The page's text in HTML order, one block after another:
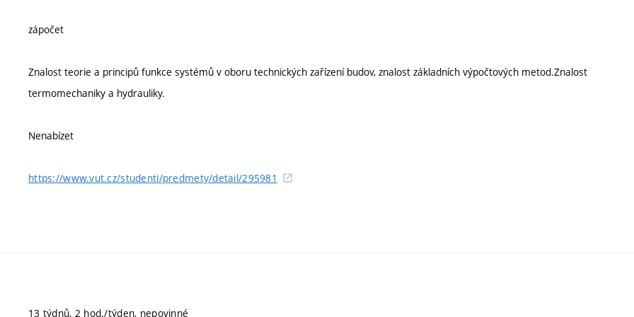
zápočet
Znalost teorie a principů funkce systémů v oboru technických zařízení budov, znalost základních výpočtových metod.Znalost
termomechaniky a hydrauliky.
Nenabízet
https://www.vut.cz/studenti/predmety/detail/295981
13 týdnů, 2 hod./týden, nepovinné